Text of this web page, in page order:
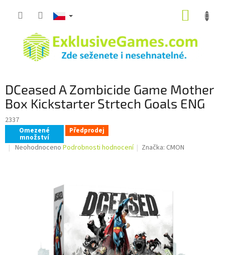
DCeased A Zombicide Game Mother
Box Kickstarter Strtech Goals ENG
2337
Omezené
množství
Předprodej
Průměrné
Neohodnoceno Podrobnosti hodnocení Značka: CMON